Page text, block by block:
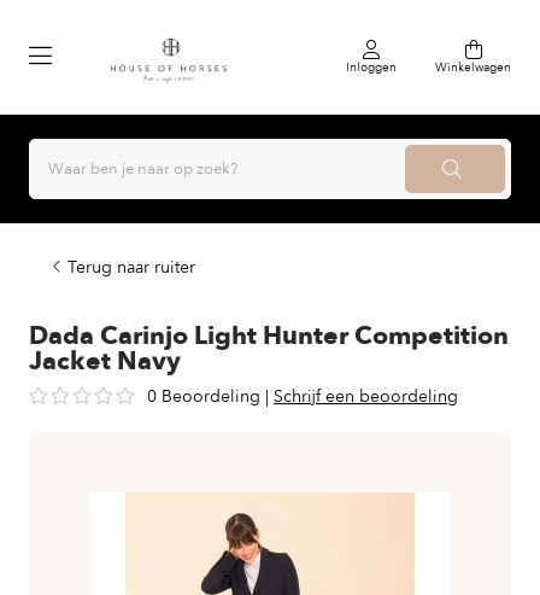
Inloggen Winkelwagen
Terug naar ruiter
Dada Carinjo Light Hunter Competition
Jacket Navy
0 Beoordeling | Schrijf een beoordeling